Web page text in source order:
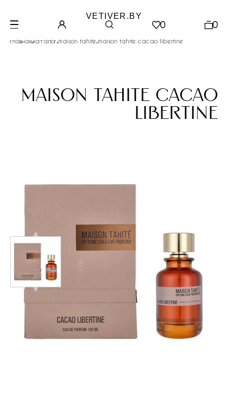
VETIVER.BY
0 0
главная.каталог.maison tahite.maison tahite cacao libertine
maison tahite cacao
libertine